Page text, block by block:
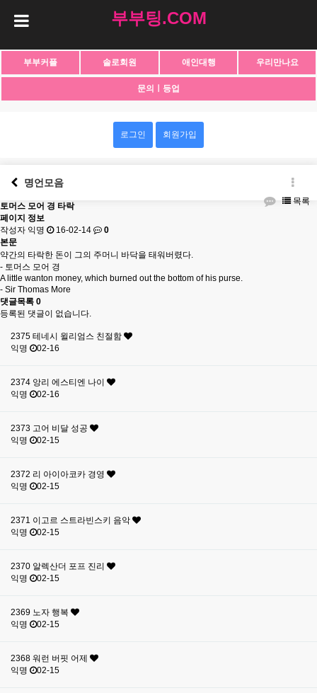
부부팅.COM
부부커플 솔로회원 애인대행 우리만나요
문의ㅣ등업
로그인 회원가입
명언모음
목록
토머스 모어 경 타락
페이지 정보
작성자 익명
16-02-14
0
본문
약간의 타락한 돈이 그의 주머니 바닥을 태워버렸다.
- 토머스 모어 경
A little wanton money, which burned out the bottom of his purse.
- Sir Thomas More
댓글목록 0
등록된 댓글이 없습니다.
2375 테네시 윌리엄스 친절함
익명
02-16
2374 앙리 에스티엔 나이
익명
02-16
2373 고어 비달 성공
익명
02-15
2372 리 아이아코카 경영
익명
02-15
2371 이고르 스트라빈스키 음악
익명
02-15
2370 알렉산더 포프 진리
익명
02-15
2369 노자 행복
익명
02-15
2368 워런 버핏 어제
익명
02-15